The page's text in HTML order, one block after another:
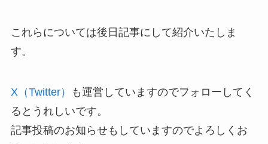
これらについては後日記事にして紹介いたしま
す。
X（Twitter）
も運営していますのでフォローしてく
るとうれしいです。
記事投稿のお知らせもしていますのでよろしくお